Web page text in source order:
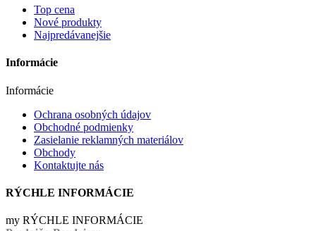
Top cena
Nové produkty
Najpredávanejšie
Informácie
Informácie
Ochrana osobných údajov
Obchodné podmienky
Zasielanie reklamných materiálov
Obchody
Kontaktujte nás
RÝCHLE INFORMÁCIE
my RÝCHLE INFORMÁCIE